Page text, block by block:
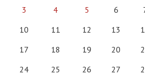
3
4 5 6
10
11 12 13
17
18 19 20
24
25 26 27